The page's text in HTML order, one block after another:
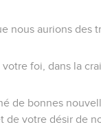
nous aurions des
votre foi, dans la
de bonnes
de votre désir de